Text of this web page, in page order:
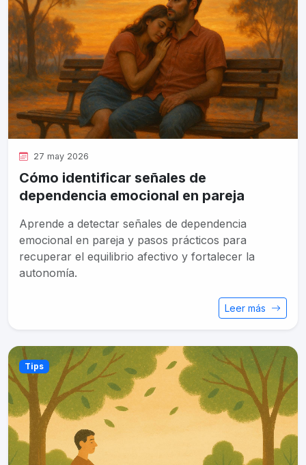
27 may 2026
Cómo identificar señales de
dependencia emocional en pareja
Aprende a detectar señales de dependencia
emocional en pareja y pasos prácticos para
recuperar el equilibrio afectivo y fortalecer la
autonomía.
Leer más
Tips